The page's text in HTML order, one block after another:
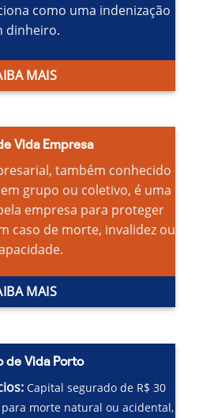
como uma indenização
dinheiro.
MAIS
Vida Empresa
também conhecido
grupo ou coletivo, é uma
empresa para proteger
caso de morte, invalidez ou
MAIS
de Vida Porto
Capital segurado de R$ 30
morte natural ou acidental,